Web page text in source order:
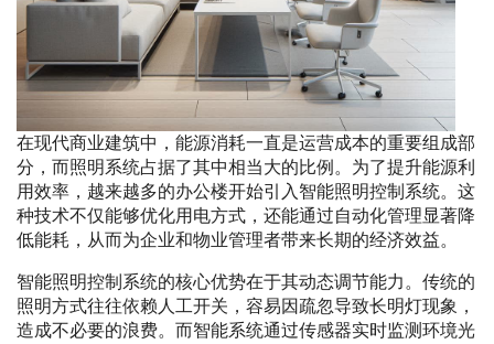
在现代商业建筑中，能源消耗一直是运营成本的重要组成部
分，而照明系统占据了其中相当大的比例。为了提升能源利
用效率，越来越多的办公楼开始引入智能照明控制系统。这
种技术不仅能够优化用电方式，还能通过自动化管理显著降
低能耗，从而为企业和物业管理者带来长期的经济效益。
智能照明控制系统的核心优势在于其动态调节能力。传统的
照明方式往往依赖人工开关，容易因疏忽导致长明灯现象，
造成不必要的浪费。而智能系统通过传感器实时监测环境光